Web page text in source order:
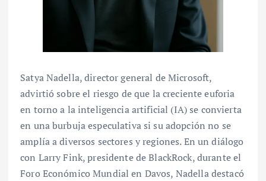
Satya Nadella, director general de Microsoft,
advirtió sobre el riesgo de que la creciente euforia
en torno a la inteligencia artificial (IA) se convierta
en una burbuja especulativa si su adopción no se
amplía a diversos sectores y regiones. En un diálogo
con Larry Fink, presidente de BlackRock, durante el
Foro Económico Mundial en Davos, Nadella destacó